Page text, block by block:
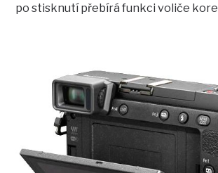
po stisknutí přebírá funkci voliče